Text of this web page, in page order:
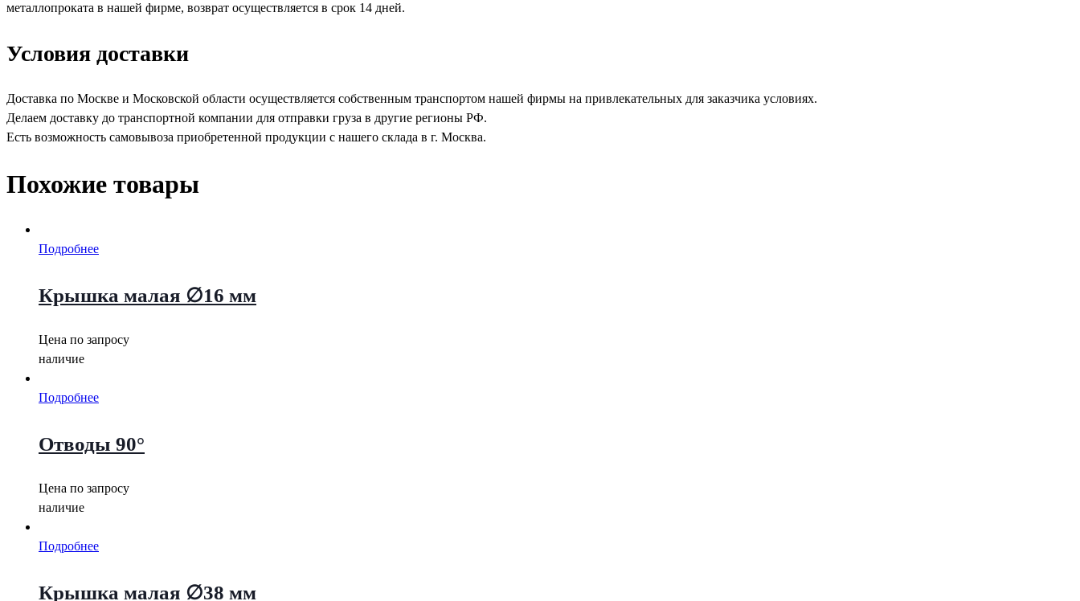
металлопроката в нашей фирме, возврат осуществляется в срок 14 дней.
Условия доставки
Доставка по Москве и Московской области осуществляется собственным транспортом нашей фирмы на привлекательных для заказчика условиях.
Делаем доставку до транспортной компании для отправки груза в другие регионы РФ.
Есть возможность самовывоза приобретенной продукции с нашего склада в г. Москва.
Похожие товары
Подробнее
Крышка малая ∅16 мм
Цена по запросу
наличие
Подробнее
Отводы 90°
Цена по запросу
наличие
Подробнее
Крышка малая ∅38 мм